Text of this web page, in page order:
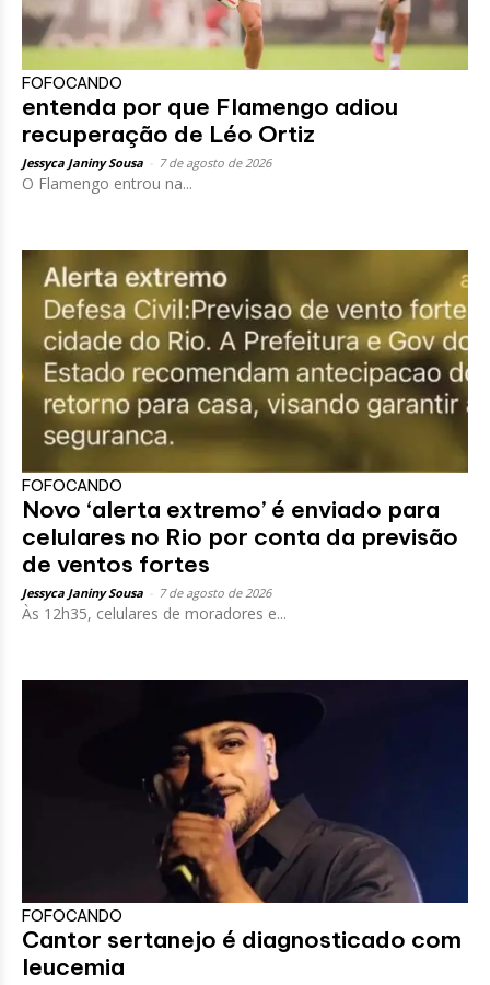
FOFOCANDO
entenda por que Flamengo adiou
recuperação de Léo Ortiz
Jessyca Janiny Sousa 7 de agosto de 2026
O Flamengo entrou na...
FOFOCANDO
Novo ‘alerta extremo’ é enviado para
celulares no Rio por conta da previsão
de ventos fortes
Jessyca Janiny Sousa 7 de agosto de 2026
Às 12h35, celulares de moradores e...
FOFOCANDO
Cantor sertanejo é diagnosticado com
leucemia